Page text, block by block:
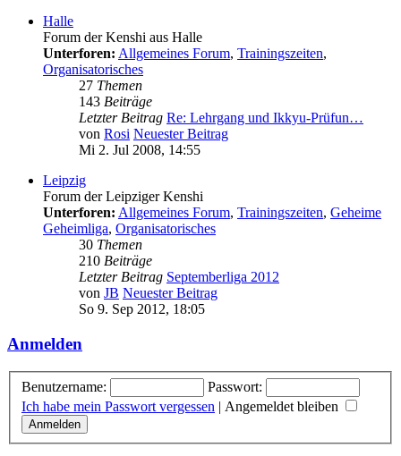
Halle
Forum der Kenshi aus Halle
Unterforen: Allgemeines Forum, Trainingszeiten,
Organisatorisches
27 Themen
143 Beiträge
Letzter Beitrag Re: Lehrgang und Ikkyu-Prüfun…
von Rosi Neuester Beitrag
Mi 2. Jul 2008, 14:55
Leipzig
Forum der Leipziger Kenshi
Unterforen: Allgemeines Forum, Trainingszeiten, Geheime
Geheimliga, Organisatorisches
30 Themen
210 Beiträge
Letzter Beitrag Septemberliga 2012
von JB Neuester Beitrag
So 9. Sep 2012, 18:05
Anmelden
Benutzername:
Passwort:
Ich habe mein Passwort vergessen | Angemeldet bleiben